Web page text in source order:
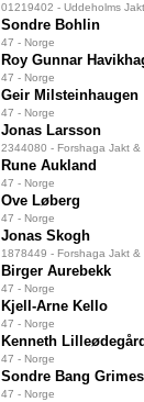
01219402 - Uddeholms
Sondre Bohlin
47 - Norge
Roy Gunnar
47 - Norge
Geir Milsteinhaugen
47 - Norge
Jonas Larsson
2344080 - Forshaga Jakt &
Rune Aukland
47 - Norge
Ove Løberg
47 - Norge
Jonas Skogh
1878449 - Forshaga Jakt
Birger Aurebekk
47 - Norge
Kjell-Arne Kello
47 - Norge
Kenneth
47 - Norge
Sondre Bang
47 - Norge